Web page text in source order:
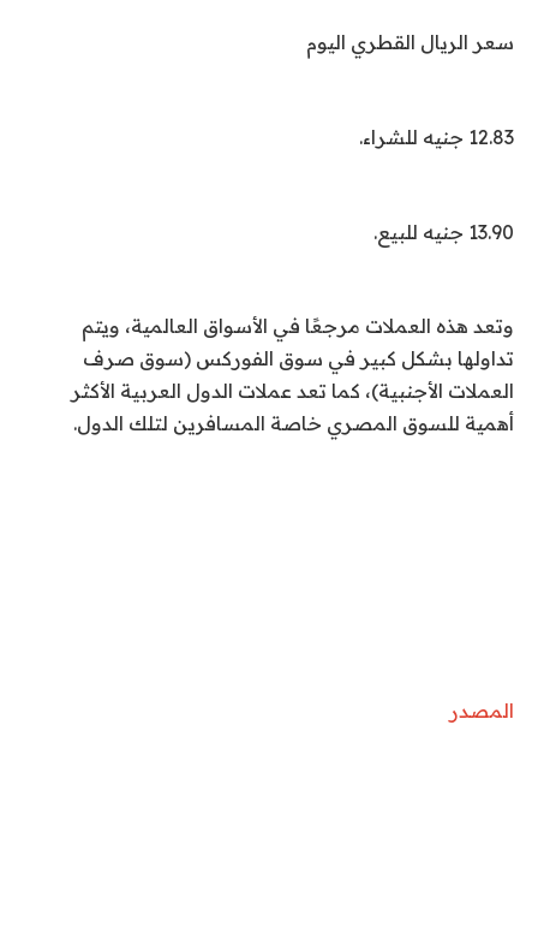
سعر الريال القطري اليوم
12.83 جنيه للشراء.
13.90 جنيه للبيع.
وتعد هذه العملات مرجعًا في الأسواق العالمية، ويتم
تداولها بشكل كبير في سوق الفوركس (سوق صرف
العملات الأجنبية)، كما تعد عملات الدول العربية الأكثر
أهمية للسوق المصري خاصة المسافرين لتلك الدول.
المصدر